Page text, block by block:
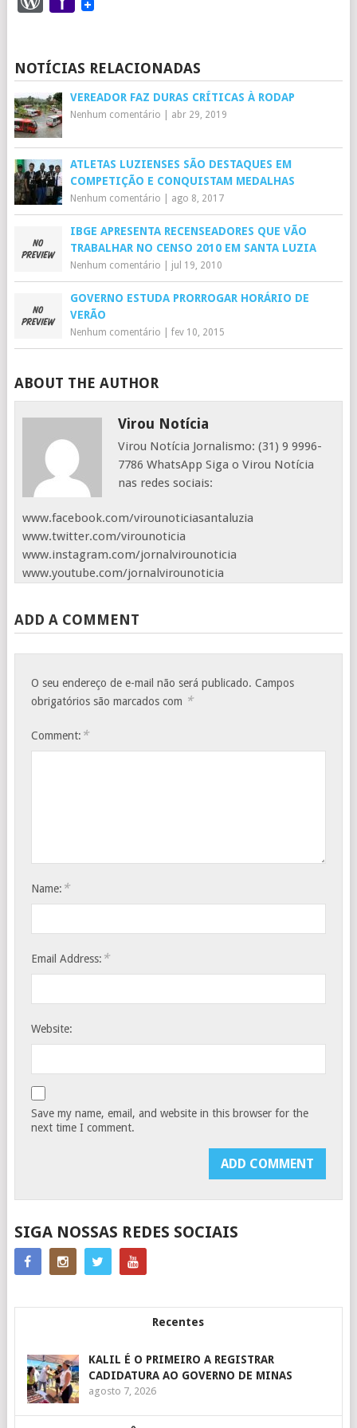
NOTÍCIAS RELACIONADAS
VEREADOR FAZ DURAS CRÍTICAS À RODAP
Nenhum comentário abr 29, 2019
ATLETAS LUZIENSES SÃO DESTAQUES EM
COMPETIÇÃO E CONQUISTAM MEDALHAS
Nenhum comentário ago 8, 2017
IBGE APRESENTA RECENSEADORES QUE VÃO
TRABALHAR NO CENSO 2010 EM SANTA LUZIA
Nenhum comentário jul 19, 2010
GOVERNO ESTUDA PRORROGAR HORÁRIO DE
VERÃO
Nenhum comentário fev 10, 2015
ABOUT THE AUTHOR
Virou Notícia
Virou Notícia Jornalismo: (31) 9 9996-
7786 WhatsApp Siga o Virou Notícia
nas redes sociais:
www.facebook.com/virounoticiasantaluzia
www.twitter.com/virounoticia
www.instagram.com/jornalvirounoticia
www.youtube.com/jornalvirounoticia
ADD A COMMENT
O seu endereço de e-mail não será publicado. Campos
obrigatórios são marcados com *
Comment: *
Name: *
Email Address: *
Website:
Save my name, email, and website in this browser for the
next time I comment.
SIGA NOSSAS REDES SOCIAIS
Recentes
KALIL É O PRIMEIRO A REGISTRAR
CADIDATURA AO GOVERNO DE MINAS
agosto 7, 2026